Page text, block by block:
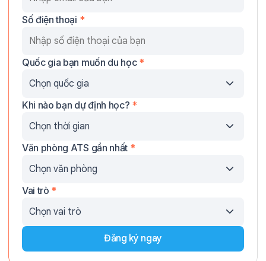
Số điện thoại *
Quốc gia bạn muốn du học *
Khi nào bạn dự định học? *
Văn phòng ATS gần nhất *
Vai trò *
Đăng ký ngay